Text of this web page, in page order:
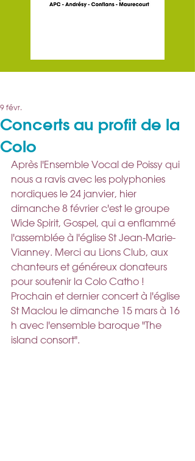
Concerts au profit de la
Colo
9 févr.
Après l'Ensemble Vocal de Poissy qui
nous a ravis avec les polyphonies
nordiques le 24 janvier, hier
dimanche 8 février c'est le groupe
Wide Spirit, Gospel, qui a enflammé
l'assemblée à l'église St Jean-Marie-
Vianney. Merci au Lions Club, aux
chanteurs et généreux donateurs
pour soutenir la Colo Catho !
Prochain et dernier concert à l'église
St Maclou le dimanche 15 mars à 16
h avec l'ensemble baroque "The
island consort".